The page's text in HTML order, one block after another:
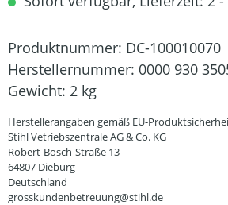
Produktnummer: DC-100010070
Herstellernummer: 0000 930
Gewicht: 2 kg
Herstellerangaben gemäß EU-
Stihl Vetriebszentrale AG & Co. KG
Robert-Bosch-Straße 13
64807 Dieburg
Deutschland
grosskundenbetreuung@stihl.de